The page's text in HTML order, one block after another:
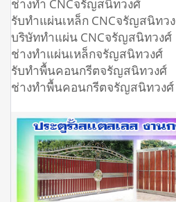
รับทำแผ่นเหล็ก CNCจรัญสนิทว
บริษัททำแผ่น CNCจรัญสนิทวงศ์
ช่างทำแผ่นเหล็กจรัญสนิทวงศ์
รับทำพื้นคอนกรีตจรัญสนิทวงศ์
ช่างทำพื้นคอนกรีตจรัญสนิทวงศ์